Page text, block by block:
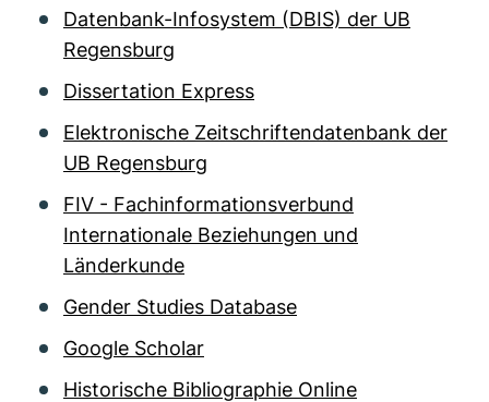
Datenbank-Infosystem (DBIS) der UB
Regensburg
Dissertation Express
Elektronische Zeitschriftendatenbank der
UB Regensburg
FIV - Fachinformationsverbund
Internationale Beziehungen und
Länderkunde
Gender Studies Database
Google Scholar
Historische Bibliographie Online